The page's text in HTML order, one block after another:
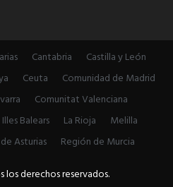
Cantabria
Castilla y León
Ceuta
Comunidad de Madrid
Comunitat Valenciana
Illes Balears La Rioja
Melilla
Asturias
Región de Murcia
los derechos reservados.